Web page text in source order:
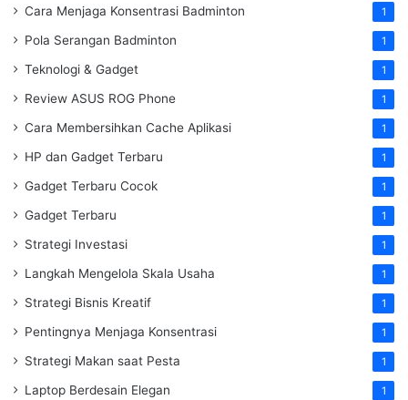
Cara Menjaga Konsentrasi Badminton 1
Pola Serangan Badminton 1
Teknologi & Gadget 1
Review ASUS ROG Phone 1
Cara Membersihkan Cache Aplikasi 1
HP dan Gadget Terbaru 1
Gadget Terbaru Cocok 1
Gadget Terbaru 1
Strategi Investasi 1
Langkah Mengelola Skala Usaha 1
Strategi Bisnis Kreatif 1
Pentingnya Menjaga Konsentrasi 1
Strategi Makan saat Pesta 1
Laptop Berdesain Elegan 1